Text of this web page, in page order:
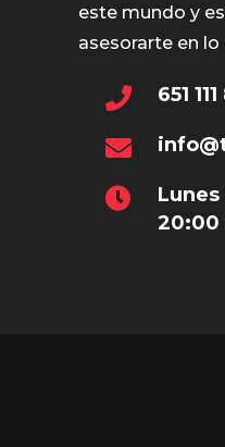
este mundo y
asesorarte en
651
Lunes
20:00